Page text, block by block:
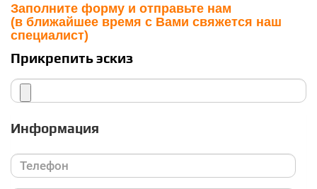
Заполните форму и отправьте нам
(в ближайшее время с Вами свяжется наш
специалист)
Прикрепить эскиз
Информация